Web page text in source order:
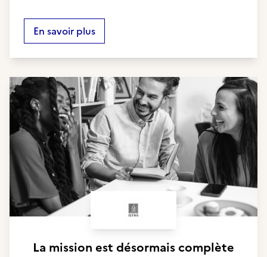
En savoir plus
La mission est désormais complète